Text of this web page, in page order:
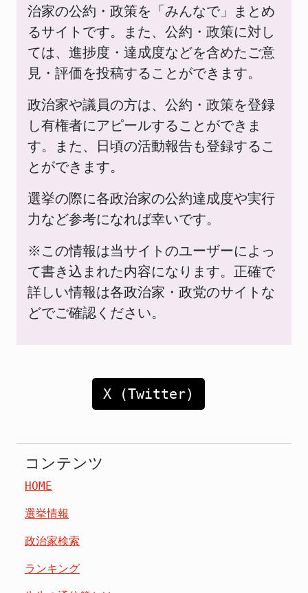
治家の公約・政策を「みんなで」まとめ
るサイトです。また、公約・政策に対し
ては、進捗度・達成度などを含めたご意
見・評価を投稿することができます。
政治家や議員の方は、公約・政策を登録
し有権者にアピールすることができま
す。また、日頃の活動報告も登録するこ
とができます。
選挙の際に各政治家の公約達成度や実行
力など参考になれば幸いです。
※この情報は当サイトのユーザーによっ
て書き込まれた内容になります。正確で
詳しい情報は各政治家・政党のサイトな
どでご確認ください。
X (Twitter)
コンテンツ
HOME
選挙情報
政治家検索
ランキング